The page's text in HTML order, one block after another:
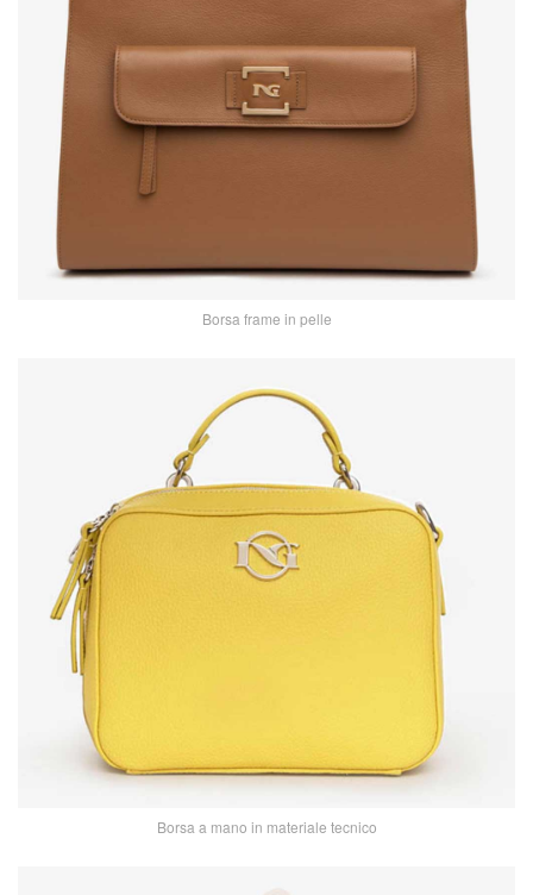
Borsa frame in pelle
Borsa a mano in materiale tecnico